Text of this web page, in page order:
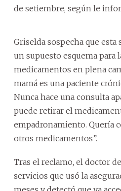
de setiembre, según le
Griselda sospecha que
un supuesto esquema para
medicamentos en plena
mamá es una paciente
Nunca hace una consulta
puede retirar el
empadronamiento. Quería
otros medicamentos”.
Tras el reclamo, el doctor
servicios que usó la